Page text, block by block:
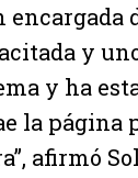
y
y ha
la página
afirmó